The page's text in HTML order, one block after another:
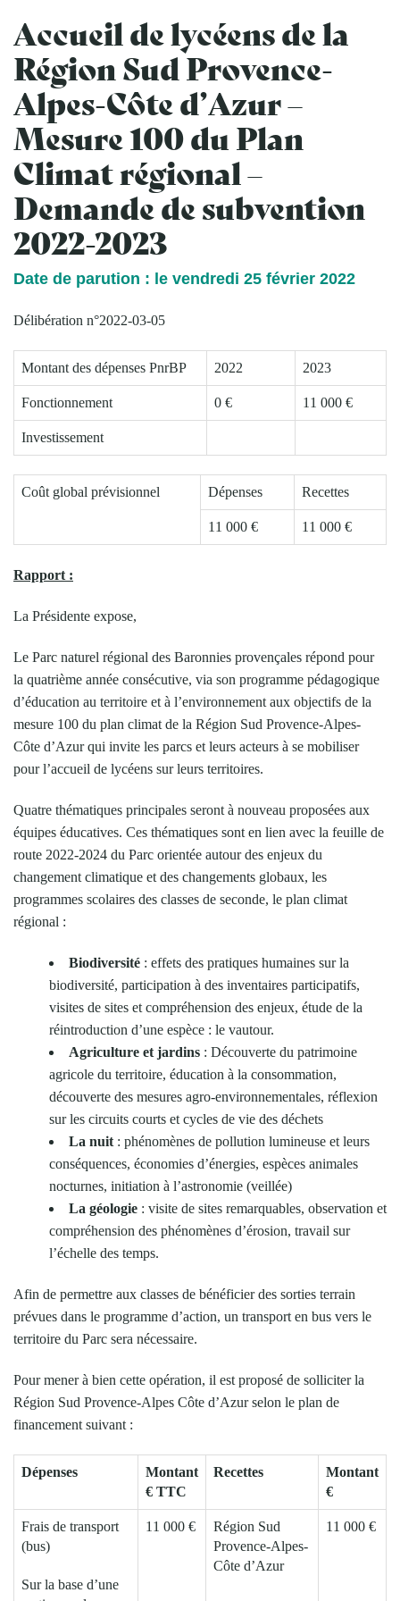
Accueil de lycéens de la
Région Sud Provence-
Alpes-Côte d’Azur –
Mesure 100 du Plan
Climat régional –
Demande de subvention
2022-2023
Date de parution : le vendredi 25 février 2022
Délibération n°2022-03-05
Montant des dépenses PnrBP 2022 2023
Fonctionnement 0 € 11 000 €
Investissement
Coût global prévisionnel Dépenses Recettes
11 000 € 11 000 €
Rapport :
La Présidente expose,
Le Parc naturel régional des Baronnies provençales répond pour
la quatrième année consécutive, via son programme pédagogique
d’éducation au territoire et à l’environnement aux objectifs de la
mesure 100 du plan climat de la Région Sud Provence-Alpes-
Côte d’Azur qui invite les parcs et leurs acteurs à se mobiliser
pour l’accueil de lycéens sur leurs territoires.
Quatre thématiques principales seront à nouveau proposées aux
équipes éducatives. Ces thématiques sont en lien avec la feuille de
route 2022-2024 du Parc orientée autour des enjeux du
changement climatique et des changements globaux, les
programmes scolaires des classes de seconde, le plan climat
régional :
Biodiversité : effets des pratiques humaines sur la
biodiversité, participation à des inventaires participatifs,
visites de sites et compréhension des enjeux, étude de la
réintroduction d’une espèce : le vautour.
Agriculture et jardins : Découverte du patrimoine
agricole du territoire, éducation à la consommation,
découverte des mesures agro-environnementales, réflexion
sur les circuits courts et cycles de vie des déchets
La nuit : phénomènes de pollution lumineuse et leurs
conséquences, économies d’énergies, espèces animales
nocturnes, initiation à l’astronomie (veillée)
La géologie : visite de sites remarquables, observation et
compréhension des phénomènes d’érosion, travail sur
l’échelle des temps.
Afin de permettre aux classes de bénéficier des sorties terrain
prévues dans le programme d’action, un transport en bus vers le
territoire du Parc sera nécessaire.
Pour mener à bien cette opération, il est proposé de solliciter la
Région Sud Provence-Alpes Côte d’Azur selon le plan de
financement suivant :
Dépenses
Montant
€ TTC
Recettes
Montant
€
Frais de transport
(bus)
Sur la base d’une
11 000 €
Région Sud
Provence-Alpes-
Côte d’Azur
11 000 €